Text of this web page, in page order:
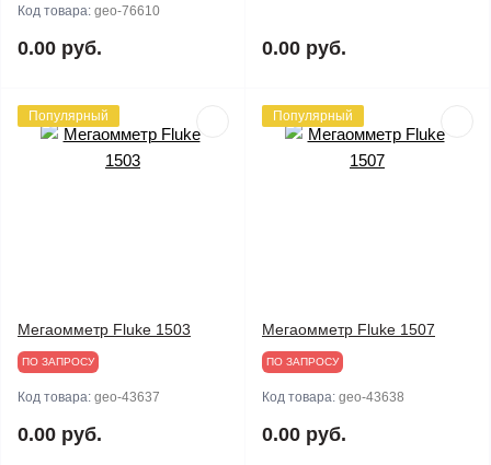
Код товара: geo-76610
0.00 руб. 0.00 руб.
Популярный
Мегаомметр Fluke 1503
ПО ЗАПРОСУ
Код товара: geo-43637
0.00 руб.
Популярный
Мегаомметр Fluke 1507
ПО ЗАПРОСУ
Код товара: geo-43638
0.00 руб.